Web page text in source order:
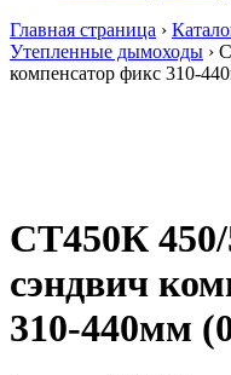
Главная страница ›
Утепленные дымоходы ›
компенсатор фикс 310-
СТ450К
сэндвич
310-440мм